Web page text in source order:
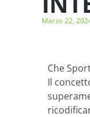
Marzo 22,
Che
Il